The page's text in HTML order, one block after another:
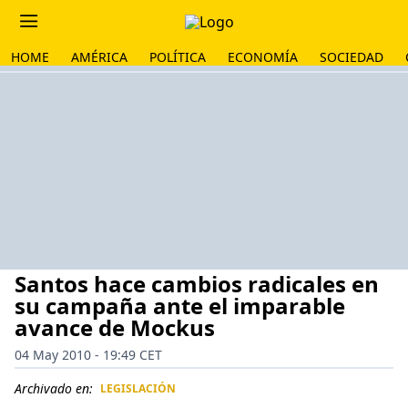
HOME AMÉRICA POLÍTICA ECONOMÍA SOCIEDAD
Santos hace cambios radicales en
su campaña ante el imparable
avance de Mockus
04 May 2010 - 19:49 CET
Archivado en: LEGISLACIÓN